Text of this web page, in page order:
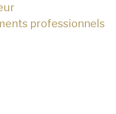
professionnels